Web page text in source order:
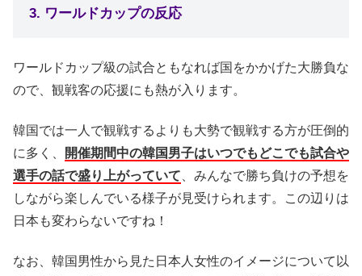
3. ワールドカップの反応
ワールドカップ級の試合ともなれば国をかかげた大勝負な
ので、観戦客の応援にも熱が入ります。
韓国では一人で観戦するよりも大勢で観戦する方が圧倒的
に多く、
開催期間中の韓国男子はいつでもどこでも試合や
選手の話で盛り上がっていて 、みんなで勝ち負けの予想を
しながら楽しんでいる様子が見受けられます。この辺りは
日本も変わらないですね！
なお、韓国男性から見た日本人女性のイメージについて以